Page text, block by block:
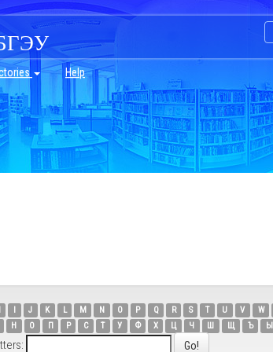
Help
I J K L M N O P Q R S T U V W
Н О П Р С Т У Ф Х Ц Ч Ш Щ Ъ Ы